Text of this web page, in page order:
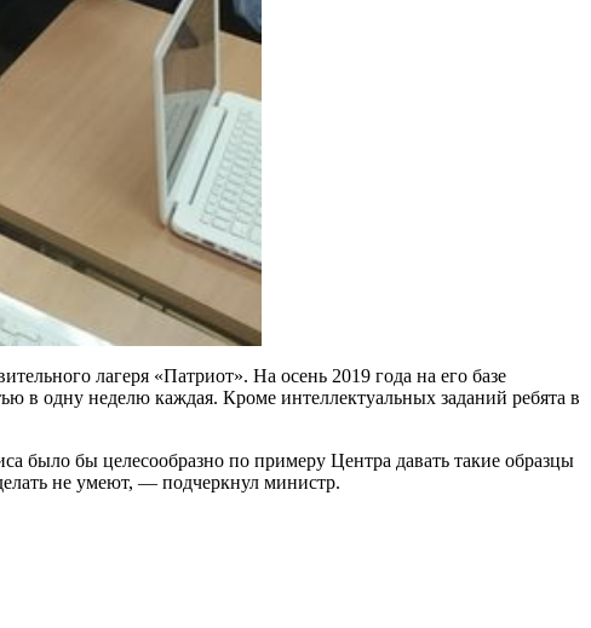
лагеря «Патриот». На осень 2019 года на его базе
в одну неделю каждая. Кроме интеллектуальных заданий ребята в
было бы целесообразно по примеру Центра давать такие образцы
не умеют, — подчеркнул министр.